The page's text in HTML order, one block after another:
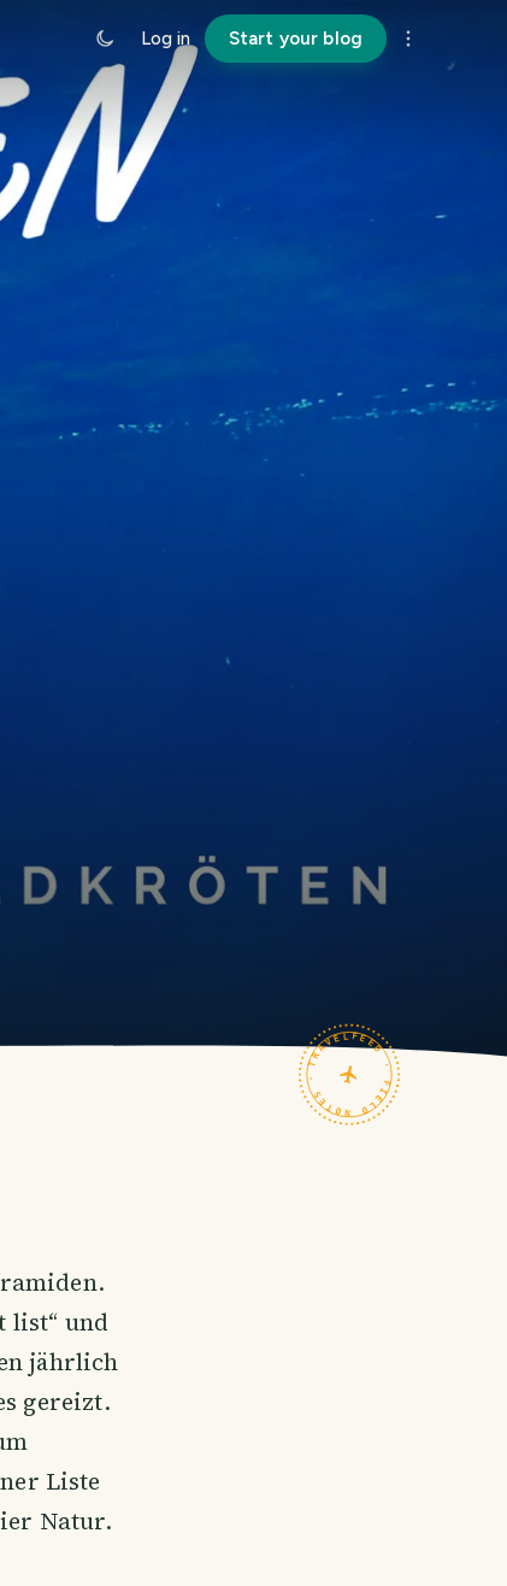
Log in Start your blog
TRAVELFEED · FIELD NOTES ·
list“ und
jährlich
gereizt.
Liste
Natur.